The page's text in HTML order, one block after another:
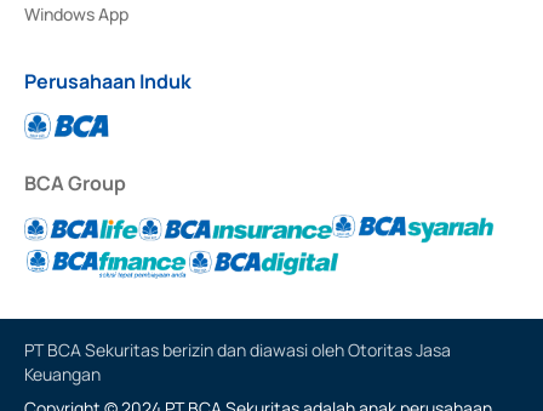
Windows App
Perusahaan Induk
BCA Group
PT BCA Sekuritas berizin dan diawasi oleh Otoritas Jasa
Keuangan